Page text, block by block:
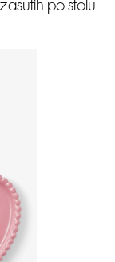
po stolu